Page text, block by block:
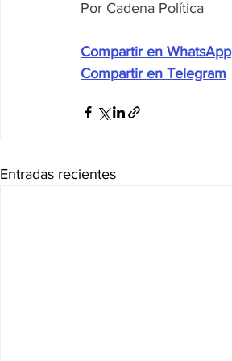
Por Cadena Política
Compartir en WhatsApp
Compartir en Telegram
Entradas recientes